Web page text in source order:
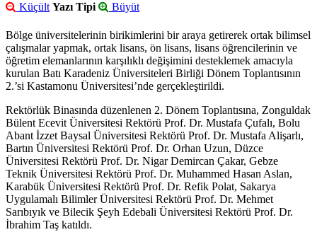
Küçült Yazı Tipi Büyüt
Bölge üniversitelerinin birikimlerini bir araya getirerek ortak bilimsel
çalışmalar yapmak, ortak lisans, ön lisans, lisans öğrencilerinin ve
öğretim elemanlarının karşılıklı değişimini desteklemek amacıyla
kurulan Batı Karadeniz Üniversiteleri Birliği Dönem Toplantısının
2.’si Kastamonu Üniversitesi’nde gerçekleştirildi.
Rektörlük Binasında düzenlenen 2. Dönem Toplantısına, Zonguldak
Bülent Ecevit Üniversitesi Rektörü Prof. Dr. Mustafa Çufalı, Bolu
Abant İzzet Baysal Üniversitesi Rektörü Prof. Dr. Mustafa Alişarlı,
Bartın Üniversitesi Rektörü Prof. Dr. Orhan Uzun, Düzce
Üniversitesi Rektörü Prof. Dr. Nigar Demircan Çakar, Gebze
Teknik Üniversitesi Rektörü Prof. Dr. Muhammed Hasan Aslan,
Karabük Üniversitesi Rektörü Prof. Dr. Refik Polat, Sakarya
Uygulamalı Bilimler Üniversitesi Rektörü Prof. Dr. Mehmet
Sarıbıyık ve Bilecik Şeyh Edebali Üniversitesi Rektörü Prof. Dr.
İbrahim Taş katıldı.